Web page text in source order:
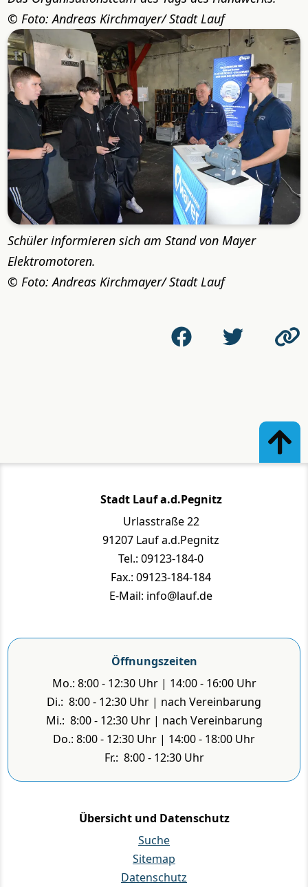
Foto: Andreas Kirchmayer/ Stadt Lauf
Schüler informieren sich am Stand von Mayer
Elektromotoren.
Foto: Andreas Kirchmayer/ Stadt Lauf
Stadt Lauf a.d.Pegnitz
Urlasstraße 22
91207 Lauf a.d.Pegnitz
Tel.: 09123-184-0
Fax.: 09123-184-184
E-Mail: info@lauf.de
Öffnungszeiten
Mo.: 8:00 - 12:30 Uhr | 14:00 - 16:00 Uhr
Di.: 8:00 - 12:30 Uhr | nach Vereinbarung
Mi.: 8:00 - 12:30 Uhr | nach Vereinbarung
Do.: 8:00 - 12:30 Uhr | 14:00 - 18:00 Uhr
Fr.: 8:00 - 12:30 Uhr
Übersicht und Datenschutz
Suche
Sitemap
Datenschutz